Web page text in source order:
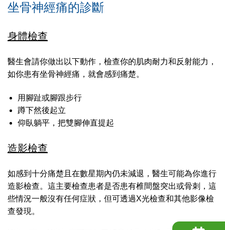
坐骨神經痛的診斷
身體檢查
醫生會請你做出以下動作，檢查你的肌肉耐力和反射能力，
如你患有坐骨神經痛，就會感到痛楚。
用腳趾或腳跟步行
蹲下然後起立
仰臥躺平，把雙腳伸直提起
造影檢查
如感到十分痛楚且在數星期內仍未減退，醫生可能為你進行
造影檢查。這主要檢查患者是否患有椎間盤突出或骨刺，這
些情況一般沒有任何症狀，但可透過X光檢查和其他影像檢
查發現。